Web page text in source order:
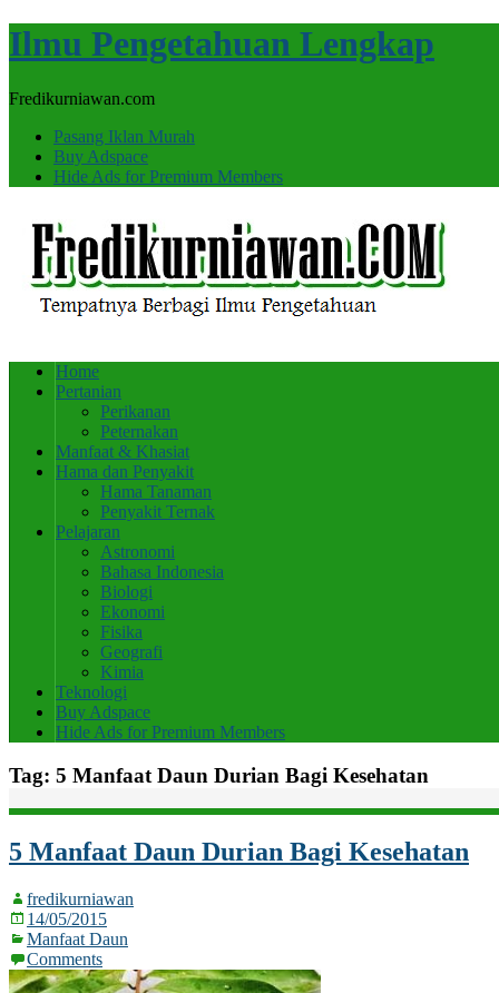
Ilmu Pengetahuan Lengkap
Fredikurniawan.com
Pasang Iklan Murah
Buy Adspace
Hide Ads for Premium Members
Home
Pertanian
Perikanan
Peternakan
Manfaat & Khasiat
Hama dan Penyakit
Hama Tanaman
Penyakit Ternak
Pelajaran
Astronomi
Bahasa Indonesia
Biologi
Ekonomi
Fisika
Geografi
Kimia
Teknologi
Buy Adspace
Hide Ads for Premium Members
Tag: 5 Manfaat Daun Durian Bagi Kesehatan
5 Manfaat Daun Durian Bagi Kesehatan
fredikurniawan
14/05/2015
Manfaat Daun
Comments